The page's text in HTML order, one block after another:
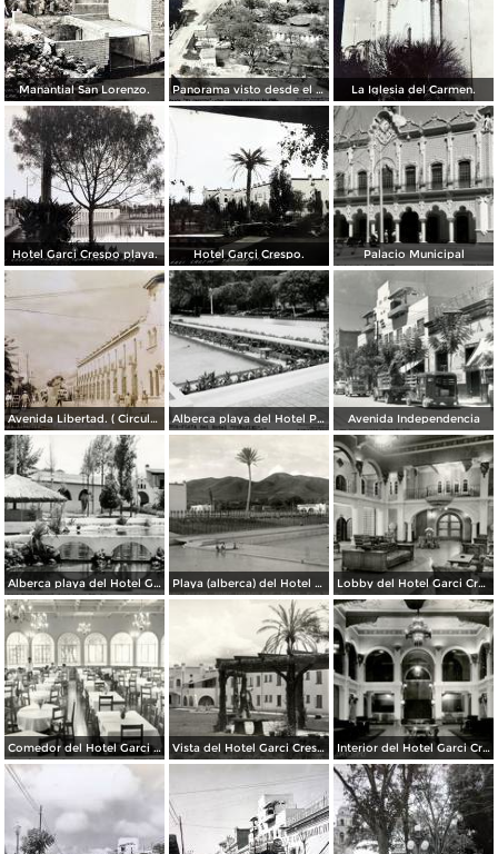
Manantial San Lorenzo. Panorama visto desde el cerrito. La Iglesia del Carmen.
Hotel Garci Crespo playa. Hotel Garci Crespo. Palacio Municipal
Avenida Libertad. ( Circulada el 5 de Abril de 1945 ). Alberca playa del Hotel Peñafiel Avenida Independencia
Alberca playa del Hotel Garci Crespo Playa (alberca) del Hotel Garci Crespo Lobby del Hotel Garci Crespo
Comedor del Hotel Garci Crespo Vista del Hotel Garci Crespo Interior del Hotel Garci Crespo